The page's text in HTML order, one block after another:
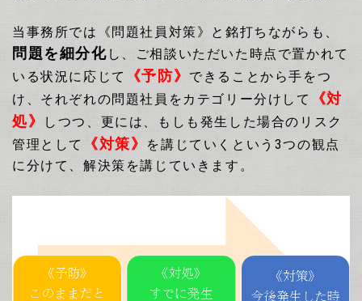
当事務所では《問題社員対策》と銘打ちながらも、
問題を細分化 し、
ご相談いただいた時点で置かれて
いる状況に応じて
《予防》 できることから手をつ
け、 それぞれの問題社員をカテゴリー分けして
《対
処》
しつつ、更には、もしも発生した場合のリスク
管理として
《対策》 を講じていくという 3つの観点
に分けて、解決策を講じていきます。